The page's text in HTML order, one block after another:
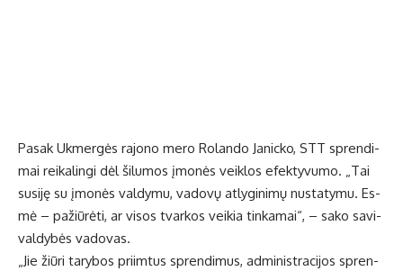
Pa­sak Uk­mer­gės ra­jo­no me­ro Ro­lan­do Ja­nic­ko, STT spren­di­
mai rei­ka­lin­gi dėl ši­lu­mos įmo­nės veik­los efek­ty­vu­mo. „Tai
su­si­ję su įmo­nės val­dy­mu, va­do­vų at­ly­gi­ni­mų nu­sta­ty­mu. Es­
mė – pa­žiū­rė­ti, ar vi­sos tvar­kos vei­kia tin­ka­mai“, – sa­ko sa­vi­
val­dy­bės va­do­vas.
„Jie žiū­ri ta­ry­bos pri­im­tus spren­di­mus, ad­mi­nist­ra­ci­jos spren­